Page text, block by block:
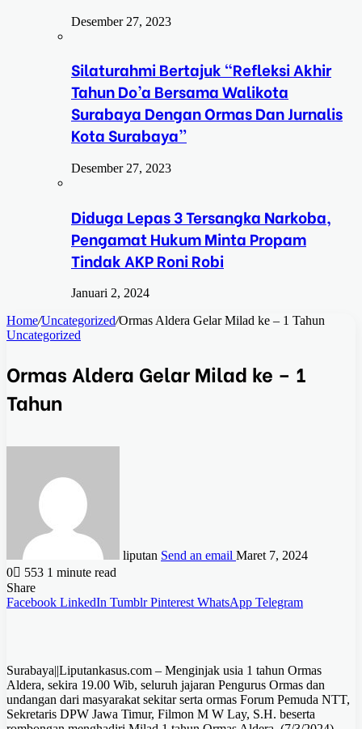
Desember 27, 2023
Silaturahmi Bertajuk “Refleksi Akhir
Tahun Do’a Bersama Walikota
Surabaya Dengan Ormas Dan Jurnalis
Kota Surabaya”
Desember 27, 2023
Diduga Lepas 3 Tersangka Narkoba,
Pengamat Hukum Minta Propam
Tindak AKP Roni Robi
Januari 2, 2024
Home/Uncategorized/Ormas Aldera Gelar Milad ke – 1 Tahun
Uncategorized
Ormas Aldera Gelar Milad ke – 1
Tahun
liputan Send an email Maret 7, 2024
0
553 1 minute read
Share
Facebook LinkedIn Tumblr Pinterest WhatsApp Telegram
Surabaya||Liputankasus.com – Menginjak usia 1 tahun Ormas
Aldera, sekira 19.00 Wib, seluruh jajaran Pengurus Ormas dan
undangan dari masyarakat sekitar serta ormas Forum Pemuda NTT,
Sekretaris DPW Jawa Timur, Filmon M W Lay, S.H. beserta